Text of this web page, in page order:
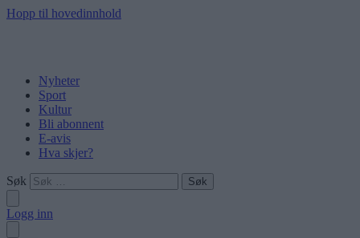
Hopp til hovedinnhold
Nyheter
Sport
Kultur
Bli abonnent
E-avis
Hva skjer?
Søk
Logg inn